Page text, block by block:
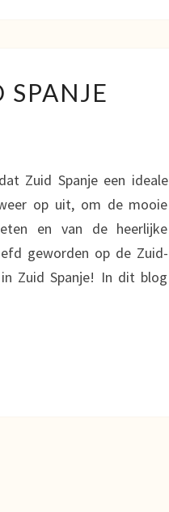
Zuid Spanje een ideale
op uit, om de mooie
en van de heerlijke
geworden op de Zuid-
Zuid Spanje! In dit blog